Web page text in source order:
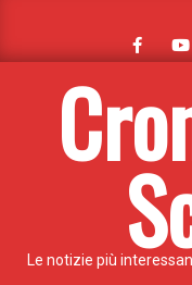
content
Le notizie più